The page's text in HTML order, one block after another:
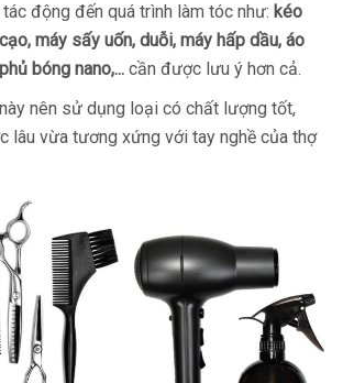
động đến quá trình làm tóc như: kéo
máy sấy uốn, duỗi, máy hấp dầu, áo
bóng nano,... cần được lưu ý hơn cả.
nên sử dụng loại có chất lượng tốt,
lâu vừa tương xứng với tay nghề của thợ